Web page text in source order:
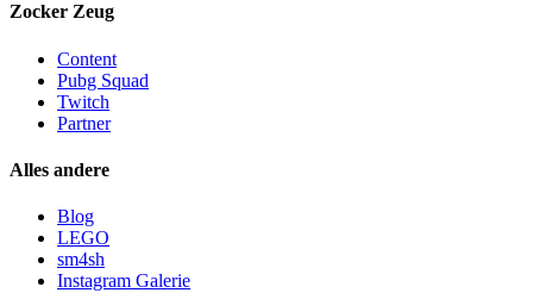
Zocker Zeug
Content
Pubg Squad
Twitch
Partner
Alles andere
Blog
LEGO
sm4sh
Instagram Galerie